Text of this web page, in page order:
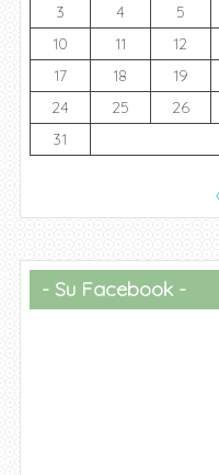
3
4 5
10
11 12
17
18 19
24
25 26
31
Su Facebook